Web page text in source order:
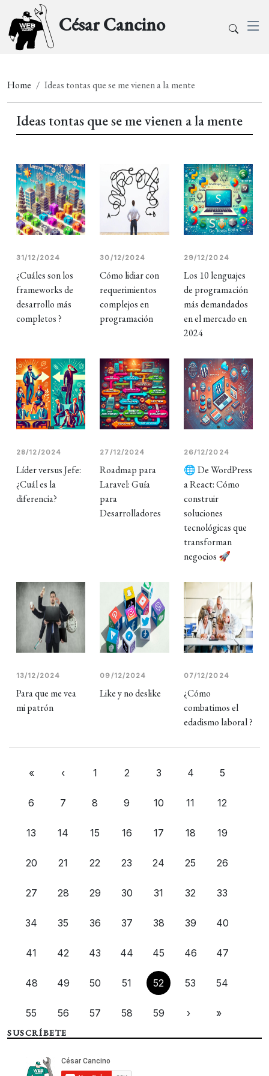
César Cancino
Home Ideas tontas que se me vienen a la mente
Ideas tontas que se me vienen a la mente
31/12/2024
¿Cuáles son los
frameworks de
desarrollo más
completos ?
30/12/2024
Cómo lidiar con
requerimientos
complejos en
programación
29/12/2024
Los 10 lenguajes
de programación
más demandados
en el mercado en
2024
28/12/2024
Líder versus Jefe:
¿Cuál es la
diferencia?
27/12/2024
Roadmap para
Laravel: Guía
para
Desarrolladores
26/12/2024
🌐 De WordPress
a React: Cómo
construir
soluciones
tecnológicas que
transforman
negocios 🚀
13/12/2024
Para que me vea
mi patrón
09/12/2024
Like y no deslike
07/12/2024
¿Cómo
combatimos el
edadismo laboral ?
« ‹ 1 2 3 4 5
6 7 8 9 10 11 12
13 14 15 16 17 18 19
20 21 22 23 24 25 26
27 28 29 30 31 32 33
34 35 36 37 38 39 40
41 42 43 44 45 46 47
48 49 50 51 52 53 54
55 56 57 58 59 › »
SUSCRÍBETE